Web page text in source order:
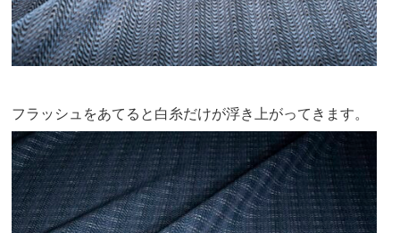
フラッシュをあてると白糸だけが浮き上がってきます。